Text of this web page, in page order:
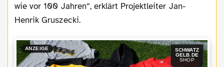
wie vor 100 Jahren“, erklärt Projektleiter Jan-
Henrik Gruszecki.
ANZEIGE
SCHWATZ
GELB.DE
SHOP